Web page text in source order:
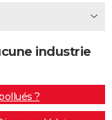
industrie
?